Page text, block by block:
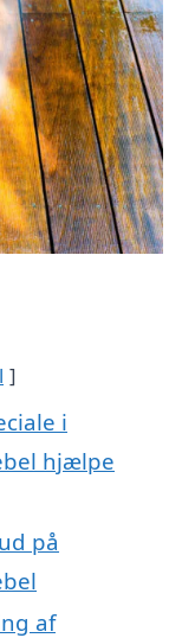
i
hjælpe
på
af